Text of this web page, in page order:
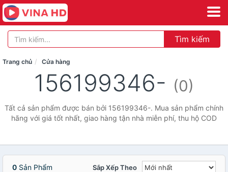
Tìm kiếm
Trang chủ Cửa hàng
156199346- (0)
Tất cả sản phẩm được bán bởi 156199346-. Mua sản phẩm chính
hãng với giá tốt nhất, giao hàng tận nhà miễn phí, thu hộ COD
0 Sản Phẩm Sắp Xếp Theo